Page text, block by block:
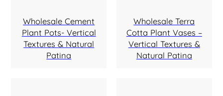
Wholesale Cement
Plant Pots- Vertical
Textures & Natural
Patina
Wholesale Terra
Cotta Plant Vases –
Vertical Textures &
Natural Patina